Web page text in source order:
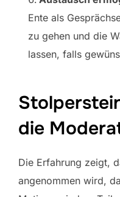
Ente als
zu gehen und die
lassen, falls
die
Die Erfahrung zeigt,
angenommen wird,